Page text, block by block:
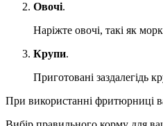
Овочі.
Наріжте овочі, такі як
Крупи.
Приготовані заздалегідь
При використанні фритюрниці